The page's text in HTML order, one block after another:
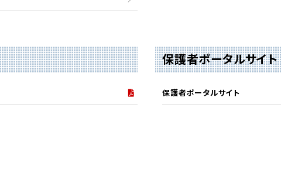
保護者ポータルサイト
保護者ポータルサイト